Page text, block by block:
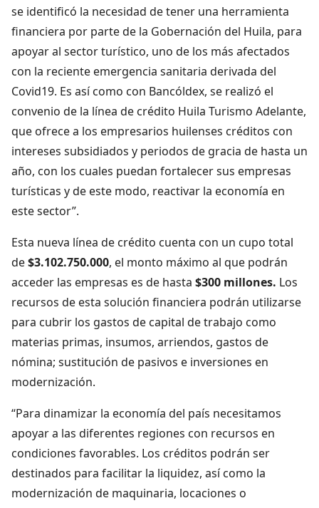
se identificó la necesidad de tener una herramienta
financiera por parte de la Gobernación del Huila, para
apoyar al sector turístico, uno de los más afectados
con la reciente emergencia sanitaria derivada del
Covid19. Es así como con Bancóldex, se realizó el
convenio de la línea de crédito Huila Turismo Adelante,
que ofrece a los empresarios huilenses créditos con
intereses subsidiados y periodos de gracia de hasta un
año, con los cuales puedan fortalecer sus empresas
turísticas y de este modo, reactivar la economía en
este sector”.
Esta nueva línea de crédito cuenta con un cupo total
de$3.102.750.000, el monto máximo al que podrán
acceder las empresas es de hasta $300 millones. Los
recursos de esta solución financiera podrán utilizarse
para cubrir los gastos de capital de trabajo como
materias primas, insumos, arriendos, gastos de
nómina; sustitución de pasivos e inversiones en
modernización.
“Para dinamizar la economía del país necesitamos
apoyar a las diferentes regiones con recursos en
condiciones favorables. Los créditos podrán ser
destinados para facilitar la liquidez, así como la
modernización de maquinaria, locaciones o